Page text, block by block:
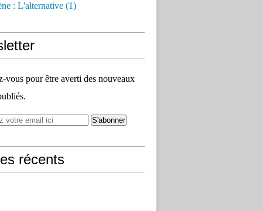
: L'alternative (1)
vous pour être averti des nouveaux
récents